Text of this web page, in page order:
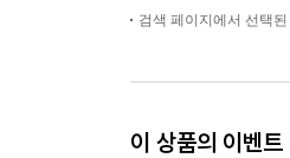
검색 페이지에서 선택
이 상품의 이벤트